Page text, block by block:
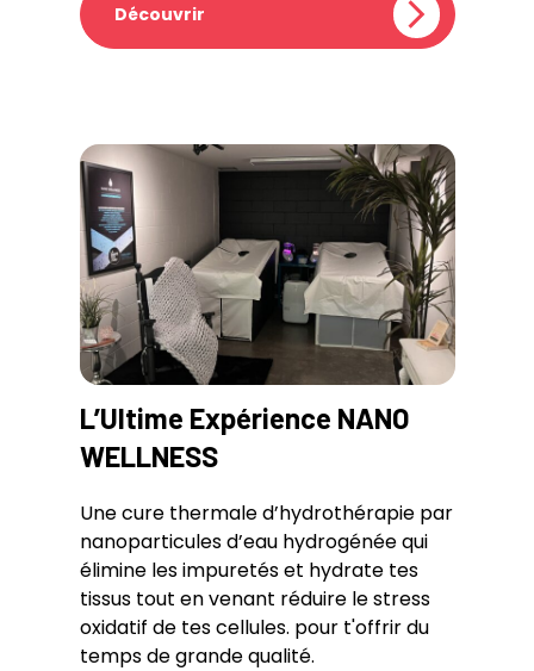
Découvrir
L’Ultime Expérience NANO
WELLNESS
Une cure thermale d’hydrothérapie par
nanoparticules d’eau hydrogénée qui
élimine les impuretés et hydrate tes
tissus tout en venant réduire le stress
oxidatif de tes cellules. pour t'offrir du
temps de grande qualité.